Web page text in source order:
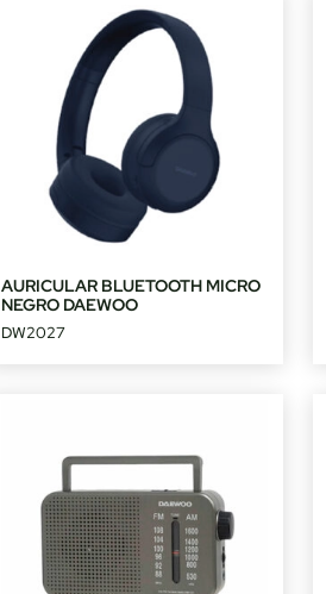
AURICULAR BLUETOOTH MICRO
NEGRO DAEWOO
DW2027